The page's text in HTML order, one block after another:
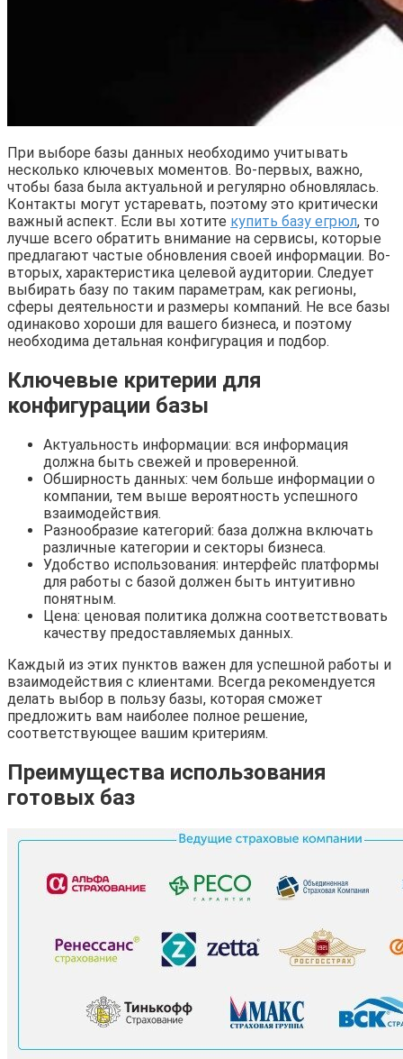
При выборе базы данных необходимо учитывать
несколько ключевых моментов. Во-первых, важно,
чтобы база была актуальной и регулярно обновлялась.
Контакты могут устаревать, поэтому это критически
важный аспект. Если вы хотите купить базу егрюл, то
лучше всего обратить внимание на сервисы, которые
предлагают частые обновления своей информации. Во-
вторых, характеристика целевой аудитории. Следует
выбирать базу по таким параметрам, как регионы,
сферы деятельности и размеры компаний. Не все базы
одинаково хороши для вашего бизнеса, и поэтому
необходима детальная конфигурация и подбор.
Ключевые критерии для
конфигурации базы
Актуальность информации: вся информация
должна быть свежей и проверенной.
Обширность данных: чем больше информации о
компании, тем выше вероятность успешного
взаимодействия.
Разнообразие категорий: база должна включать
различные категории и секторы бизнеса.
Удобство использования: интерфейс платформы
для работы с базой должен быть интуитивно
понятным.
Цена: ценовая политика должна соответствовать
качеству предоставляемых данных.
Каждый из этих пунктов важен для успешной работы и
взаимодействия с клиентами. Всегда рекомендуется
делать выбор в пользу базы, которая сможет
предложить вам наиболее полное решение,
соответствующее вашим критериям.
Преимущества использования
готовых баз